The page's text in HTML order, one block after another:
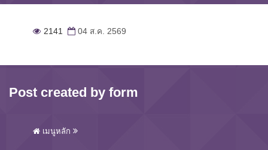
2141 04 ส.ค. 2569
Post created by form
เมนูหลัก